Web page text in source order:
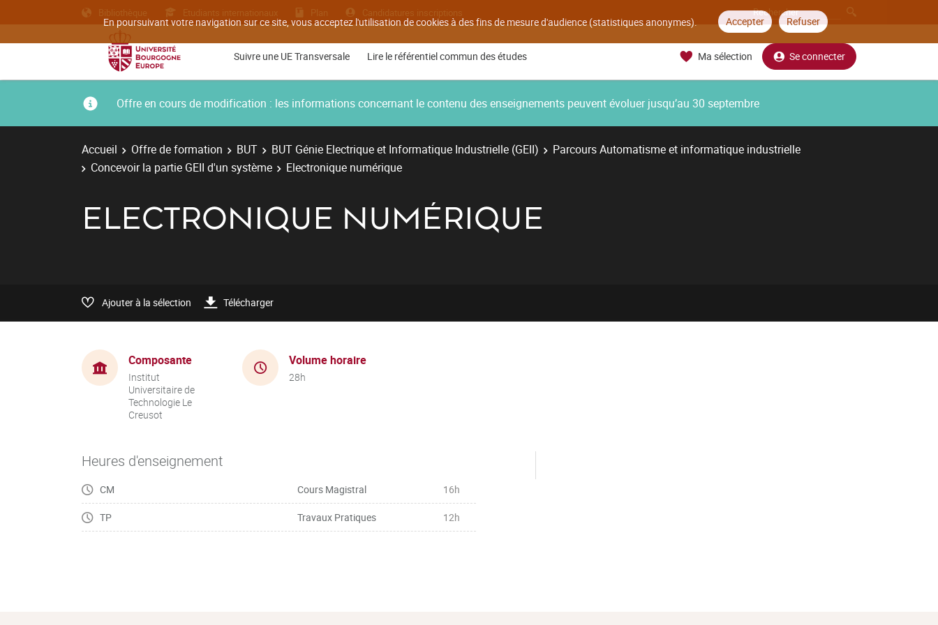
En poursuivant votre navigation sur ce site, vous acceptez l'utilisation de cookies à des fins de mesure d'audience (statistiques anonymes). Accepter Refuser
Bibliothèque Etudiants internationaux Plan Candidatures inscriptions
Suivre une UE Transversale Lire le référentiel commun des études Ma sélection Se connecter
Offre en cours de modification : les informations concernant le contenu des enseignements peuvent évoluer jusqu’au 30 septembre
Accueil Offre de formation BUT BUT Génie Electrique et Informatique Industrielle (GEII)
Parcours Automatisme et informatique industrielle
Concevoir la partie GEII d'un système
Electronique numérique
ELECTRONIQUE NUMÉRIQUE
Ajouter à la sélection Télécharger
Composante
Institut
Universitaire de
Technologie Le
Creusot
Volume horaire
28h
Heures d'enseignement
CM Cours Magistral 16h
TP Travaux Pratiques 12h